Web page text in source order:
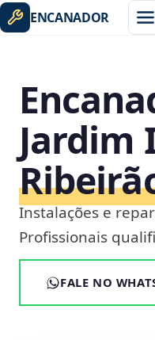
ENCANADOR
Jardim
Instalações e
Profissionais
FALE NO